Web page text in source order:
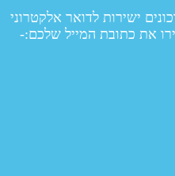
ישירות לדואר אלקטרוני
את כתובת המייל שלכם:-